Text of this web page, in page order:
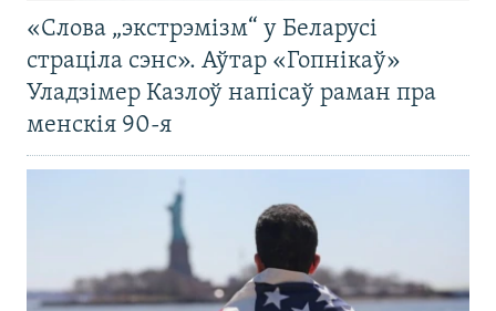
«Слова „экстрэмізм“ у Беларусі
страціла сэнс». Аўтар «Гопнікаў»
Уладзімер Казлоў напісаў раман пра
менскія 90-я